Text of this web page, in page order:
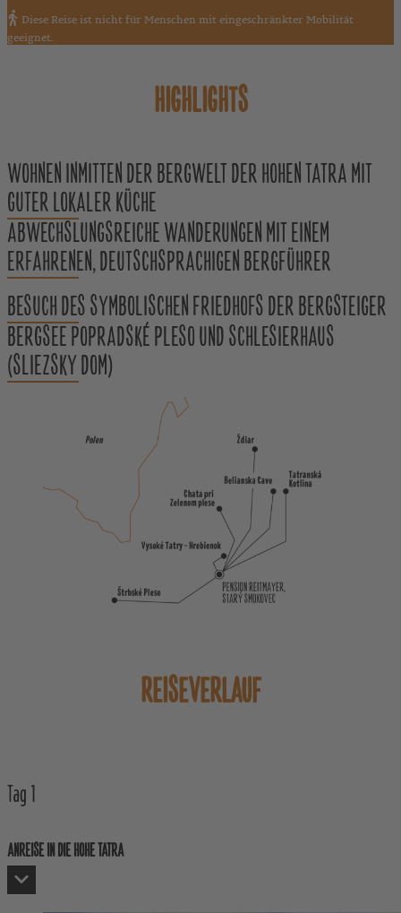
Diese Reise ist nicht für Menschen mit eingeschränkter Mobilität
geeignet.
HIGHLIGHTS
WOHNEN INMITTEN DER BERGWELT DER HOHEN TATRA MIT
GUTER LOKALER KÜCHE
ABWECHSLUNGSREICHE WANDERUNGEN MIT EINEM
ERFAHRENEN, DEUTSCHSPRACHIGEN BERGFÜHRER
BESUCH DES SYMBOLISCHEN FRIEDHOFS DER BERGSTEIGER
BERGSEE POPRADSKÉ PLESO UND SCHLESIERHAUS
(SLIEZSKY DOM)
REISEVERLAUF
Tag 1
ANREISE IN DIE HOHE TATRA